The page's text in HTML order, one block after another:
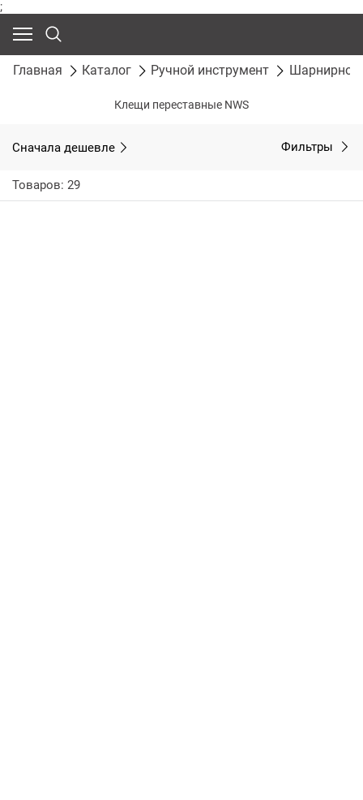
;
Главная Каталог Ручной инструмент Шарнирно-
Клещи переставные NWS
Сначала дешевле Фильтры
Товаров: 29